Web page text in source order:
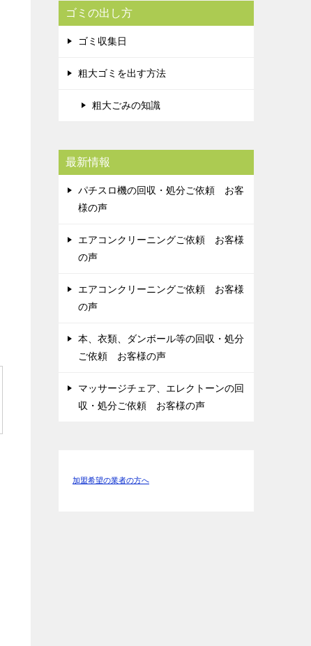
ゴミの出し方
ゴミ収集日
粗大ゴミを出す方法
粗大ごみの知識
最新情報
パチスロ機の回収・処分ご依頼 お客
様の声
エアコンクリーニングご依頼 お客様
の声
エアコンクリーニングご依頼 お客様
の声
本、衣類、ダンボール等の回収・処分
ご依頼 お客様の声
マッサージチェア、エレクトーンの回
収・処分ご依頼 お客様の声
加盟希望の業者の方へ